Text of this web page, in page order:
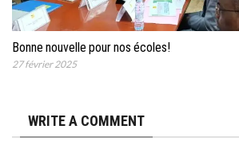
Bonne nouvelle pour nos écoles!
27 février 2025
WRITE A COMMENT